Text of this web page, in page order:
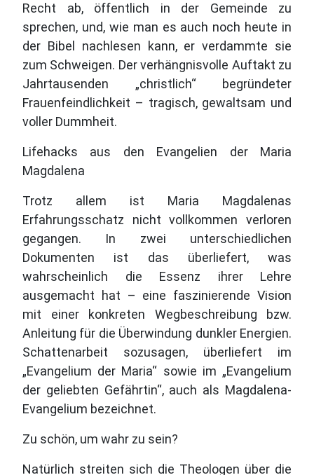
Recht ab, öffentlich in der Gemeinde zu
sprechen, und, wie man es auch noch heute in
der Bibel nachlesen kann, er verdammte sie
zum Schweigen. Der verhängnisvolle Auftakt zu
Jahrtausenden „christlich“ begründeter
Frauenfeindlichkeit – tragisch, gewaltsam und
voller Dummheit.
Lifehacks aus den Evangelien der Maria
Magdalena
Trotz allem ist Maria Magdalenas
Erfahrungsschatz nicht vollkommen verloren
gegangen. In zwei unterschiedlichen
Dokumenten ist das überliefert, was
wahrscheinlich die Essenz ihrer Lehre
ausgemacht hat – eine faszinierende Vision
mit einer konkreten Wegbeschreibung bzw.
Anleitung für die Überwindung dunkler Energien.
Schattenarbeit sozusagen, überliefert im
„Evangelium der Maria“ sowie im „Evangelium
der geliebten Gefährtin“, auch als Magdalena-
Evangelium bezeichnet.
Zu schön, um wahr zu sein?
Natürlich streiten sich die Theologen über die